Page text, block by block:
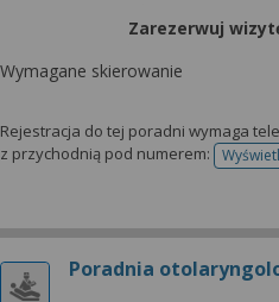
Zarezerwuj
Wymagane skierowanie
Rejestracja do tej poradni wymaga
z przychodnią pod numerem:
Poradnia